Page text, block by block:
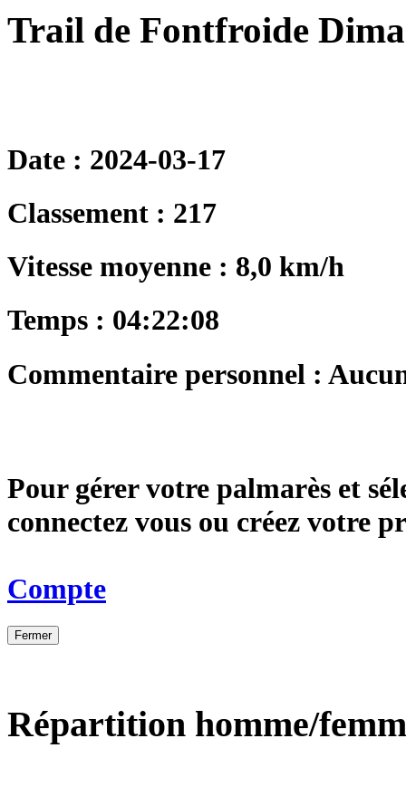
Trail de Fontfroide
Date : 2024-03-17
Classement : 217
Vitesse moyenne : 8,0 km/h
Temps : 04:22:08
Commentaire personnel :
Pour gérer votre palmarès et
connectez vous ou créez votre
Compte
Fermer
Répartition homme/